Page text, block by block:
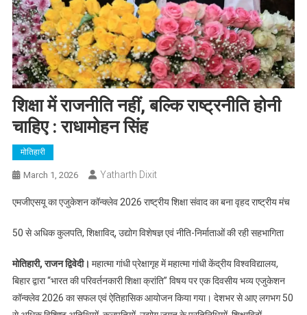
शिक्षा में राजनीति नहीं, बल्कि राष्ट्रनीति होनी
चाहिए : राधामोहन सिंह
मोतिहारी
March 1, 2026 Yatharth Dixit
एमजीएसयू का एजुकेशन कॉन्क्लेव 2026 राष्ट्रीय शिक्षा संवाद का बना वृहद राष्ट्रीय मंच
50 से अधिक कुलपति, शिक्षाविद्, उद्योग विशेषज्ञ एवं नीति-निर्माताओं की रही सहभागिता
मोतिहारी, राजन द्विवेदी। महात्मा गांधी प्रेक्षागृह में महात्मा गांधी केंद्रीय विश्वविद्यालय,
बिहार द्वारा “भारत की परिवर्तनकारी शिक्षा क्रांति” विषय पर एक दिवसीय भव्य एजुकेशन
कॉन्क्लेव 2026 का सफल एवं ऐतिहासिक आयोजन किया गया। देशभर से आए लगभग 50